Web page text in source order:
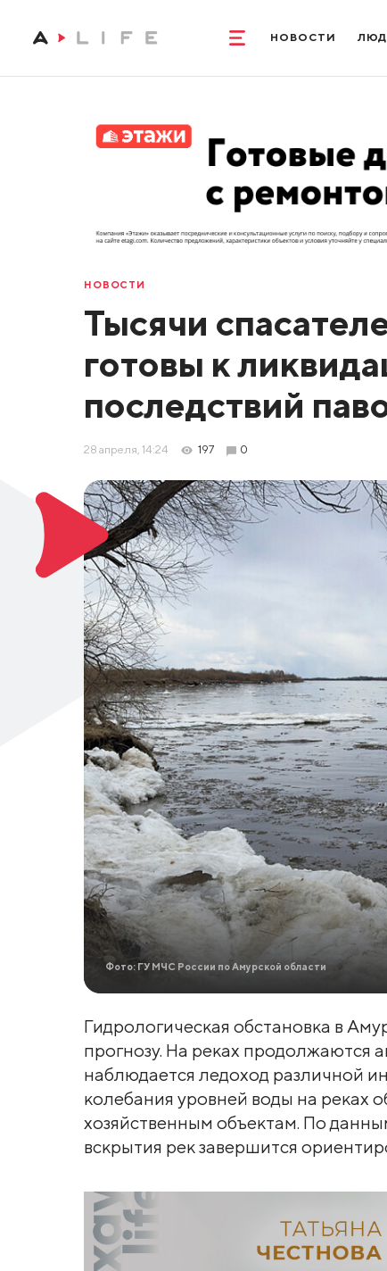
НОВОСТИ
НОВОСТИ
Тысячи
готовы к
последствий
28 апреля, 14:24 197 0
Фото: ГУ МЧС России по Амурской области
Гидрологическая обстановка в
прогнозу. На реках продолжаются
наблюдается ледоход различной
колебания уровней воды на реках
хозяйственным объектам. По
вскрытия рек завершится